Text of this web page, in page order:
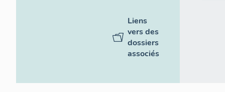
Liens
vers des
dossiers
associés